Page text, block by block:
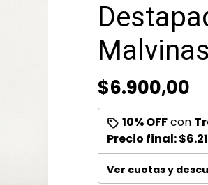
Malvinas
$6.900,00
10% OFFcon
Precio final:
Ver cuotas y